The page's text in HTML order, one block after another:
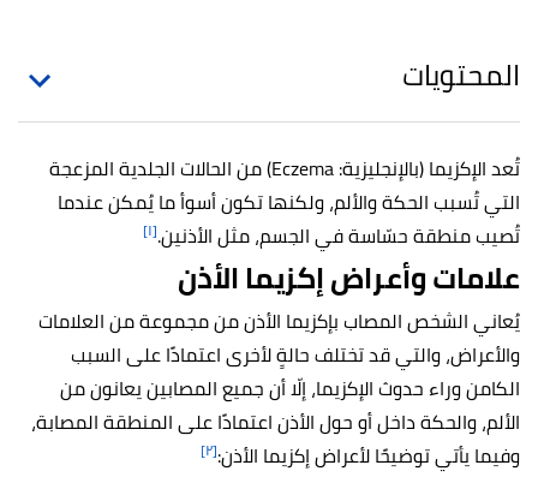
المحتويات
تُعد الإكزيما (بالإنجليزية: Eczema) من الحالات الجلدية المزعجة
التي تُسبب الحكة والألم، ولكنها تكون أسوأ ما يُمكن عندما
تُصيب منطقة حسّاسة في الجسم، مثل الأذنين.[١]
علامات وأعراض إكزيما الأذن
يُعاني الشخص المصاب بإكزيما الأذن من مجموعة من العلامات
والأعراض، والتي قد تختلف حالةٍ لأخرى اعتمادًا على السبب
الكامن وراء حدوث الإكزيما، إلّا أن جميع المصابين يعانون من
الألم، والحكة داخل أو حول الأذن اعتمادًا على المنطقة المصابة،
وفيما يأتي توضيحًا لأعراض إكزيما الأذن:[٢]